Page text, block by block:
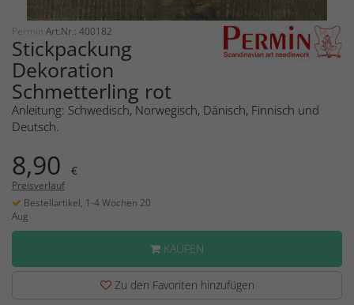
Permin Art.Nr.: 400182
Stickpackung
Dekoration
Schmetterling rot
Anleitung: Schwedisch, Norwegisch, Dänisch, Finnisch und
Deutsch.
8,90 €
Preisverlauf
Bestellartikel, 1-4 Wochen 20
Aug
KAUFEN
Zu den Favoriten hinzufügen